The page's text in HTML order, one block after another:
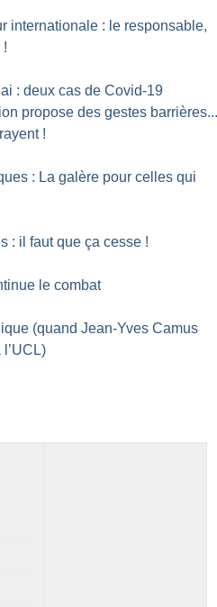
internationale : le responsable,
!
: deux cas de Covid-19
propose des gestes
!
: La galère pour celles qui
: il faut que ça cesse !
le combat
(quand Jean-Yves Camus
l’UCL)